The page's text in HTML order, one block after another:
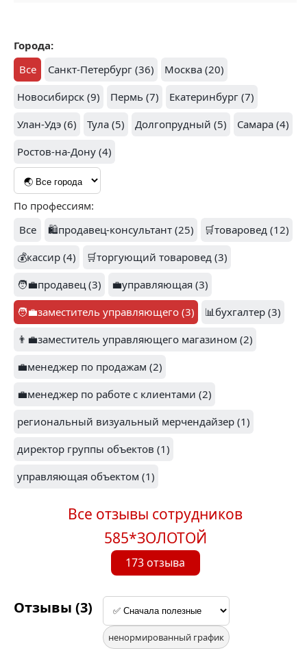
Города:
Все
Санкт-Петербург (36)
Москва (20)
Новосибирск (9)
Пермь (7)
Екатеринбург (7)
Улан-Удэ (6)
Тула (5) Долгопрудный (5)
Самара (4)
Ростов-на-Дону (4)
По профессиям:
Все
🛍️продавец-консультант (25)
🛒товаровед (12)
💰кассир (4)
🛒торгующий товаровед (3)
🧑‍💼продавец (3)
💼управляющая (3)
🧑‍💼заместитель управляющего (3)
📊бухгалтер (3)
👨‍💼заместитель управляющего магазином (2)
💼менеджер по продажам (2)
💼менеджер по работе с клиентами (2)
региональный визуальный мерчендайзер (1)
директор группы объектов (1)
управляющая объектом (1)
Все отзывы сотрудников
585*ЗОЛОТОЙ
173 отзыва
Отзывы (3)
ненормированный график